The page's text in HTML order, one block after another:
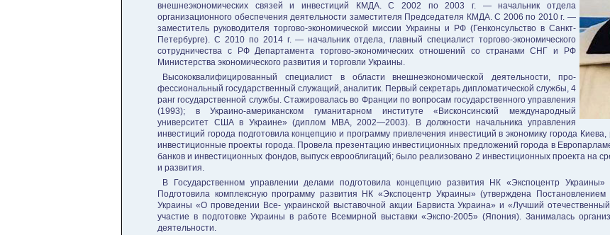
внешнеэкономических связей и инвестиций КМДА. С 2002 по 2003 г. — начальник отде­ла
организационного обеспечения деятельнос­ти заместителя Председателя КМДА. С 2006 по 2010 г. —
заместитель руководителя торго­во-экономической миссии Украины и РФ (Ген­консульство в Санкт-
Петербурге). С 2010 по 2014 г. — начальник отдела, главный специалист торгово-экономического
сотрудничества с РФ Департамента торгово-экономических отношений со странами СНГ и РФ
Министерства экономи­ческого развития и торговли Украины.
Высококвалифицированный специалист в об­ласти внешнеэкономической деятельности, про­
фессиональный государственный служащий, ана­литик. Первый секретарь дипломатической служ­бы, 4
ранг государственной службы. Стажирова­лась во Франции по вопросам государственного управления
(1993); в Украино-американском гу­манитарном институте «Висконсинский между­народный
университет США в Украине» (дип­лом МВА, 2002—2003). В должности началь­ника управления
инвестиций города подготовила концепцию и программу привлечения инвестиций в экономику города
инвестиционные проекты города. Провела презентацию инвестиционных предложений города в
банков и инвес­тиционных фондов, выпуск еврооблигаций; было реализовано 2 инвестиционных проекта на
и развития.
В Государственном управлении делами под­готовила концепцию развития НК «Экспоцентр
Подготовила комплексную программу развития НК «Экспоцентр Украины» (утверж­дена
Украины «О проведении Все- украинской выставочной акции Барвиста Украи­на» и «Лучший
участие в подготовке Ук­раины в работе Всемирной выставки «Экспо-2005» (Япония). Занималась
деятельности.